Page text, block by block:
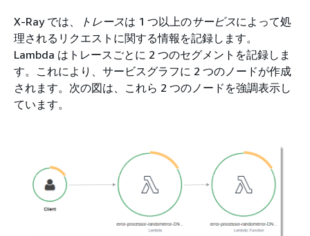
X-Ray では、 トレースは 1 つ以上のサービスによって処
理されるリクエストに関する情報を記録します。
Lambda はトレースごとに 2 つのセグメントを記録しま
す。これにより、サービスグラフに 2 つのノードが作成
されます。次の図は、これら 2 つのノードを強調表示し
ています。